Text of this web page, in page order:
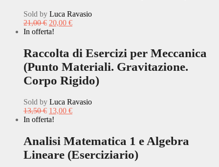
Sold by Luca Ravasio
21,00€ 20,00 €
In offerta!
Raccolta di Esercizi per Meccanica
(Punto Materiali. Gravitazione.
Corpo Rigido)
Sold by Luca Ravasio
13,50€ 13,00 €
In offerta!
Analisi Matematica 1 e Algebra
Lineare (Eserciziario)